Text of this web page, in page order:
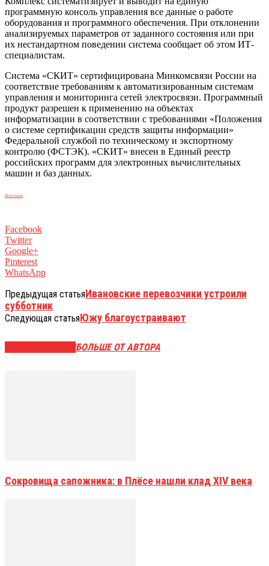
программную консоль управления все данные о работе
оборудования и программного обеспечения. При отклонении
анализируемых параметров от заданного состояния или при
их нестандартном поведении система сообщает об этом ИТ-
специалистам.
Система «СКИТ» сертифицирована Минкомсвязи России на
соответствие требованиям к автоматизированным системам
управления и мониторинга сетей электросвязи. Программный
продукт разрешен к применению на объектах
информатизации в соответствии с требованиями «Положения
о системе сертификации средств защиты информации»
Федеральной службой по техническому и экспортному
контролю (ФСТЭК). «СКИТ» внесен в Единый реестр
российских программ для электронных вычислительных
машин и баз данных.
Источник
Facebook
Twitter
Google+
Pinterest
WhatsApp
Предыдущая статьяИвановские перевозчики устроили
субботник
Следующая статьяЮжу благоустраивают
БОЛЬШЕ ОТ АВТОРА
Сокровища сапожника: в Плёсе нашли клад XIV века